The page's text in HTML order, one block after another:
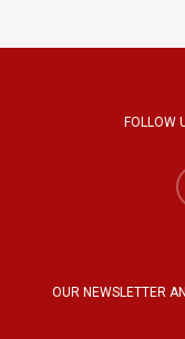
FOLLOW
OUR NEWSLETTER